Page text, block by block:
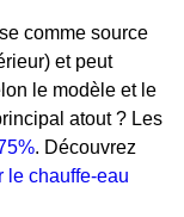
comme source
et peut
le modèle et le
atout ? Les
. Découvrez
le chauffe-eau